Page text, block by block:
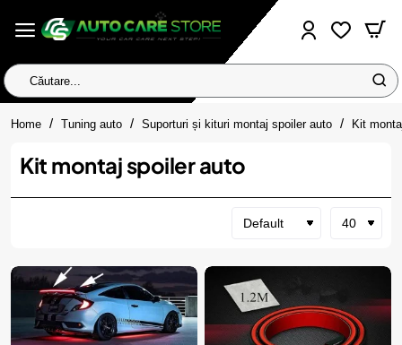
Căutare...
Home homeTuning auto Suporturi și kituri montaj spoiler auto Kit
Kit montaj spoiler auto